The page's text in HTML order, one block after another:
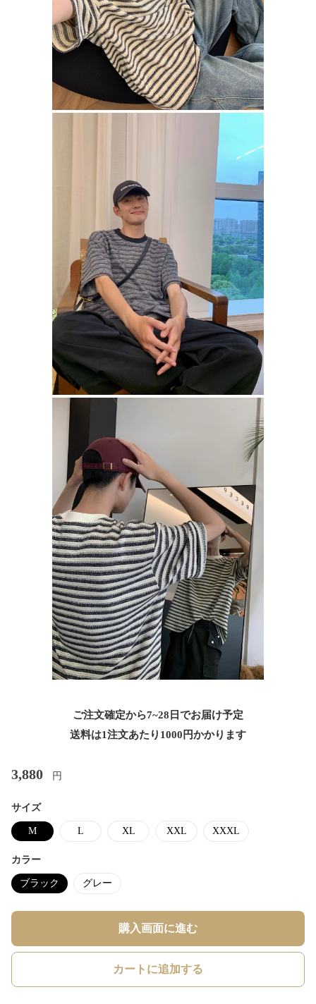
ご注文確定から7~28日でお届け予定
送料は1注文あたり 1000 円かかります
3,880 円
サイズ
M L XL XXL XXXL
カラー
ブラック グレー
購入画面に進む
カートに追加する